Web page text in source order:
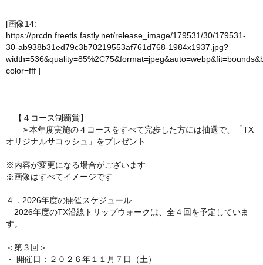
[画像14:
https://prcdn.freetls.fastly.net/release_image/179531/30/179531-
30-ab938b31ed79c3b70219553af761d768-1984x1937.jpg?
color=fff ]
【４コース制覇賞】
➢本年度実施の４コースをすべて完歩した方には抽選で、「TX
オリジナルサコッシュ」をプレゼント
※内容が変更になる場合がございます
※画像はすべてイメージです
４．2026年度の開催スケジュール
2026年度のTX沿線トリップウォークは、全４回を予定していま
す。
＜第３回＞
・ 開催日：２０２６年１１月７日（土）